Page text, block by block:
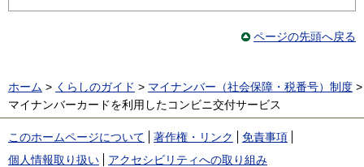
ページの先頭へ戻る
ホーム > くらしのガイド > マイナンバー（社会保障・税番号）制度 >
マイナンバーカードを利用したコンビニ交付サービス
このホームページについて 著作権・リンク
免責事項
個人情報取り扱い
アクセシビリティへの取り組み